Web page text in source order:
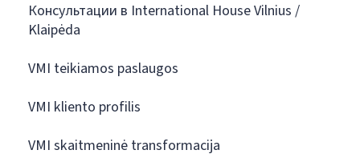
Консультации в International House Vilnius /
Klaipėda
VMI teikiamos paslaugos
VMI kliento profilis
VMI skaitmeninė transformacija